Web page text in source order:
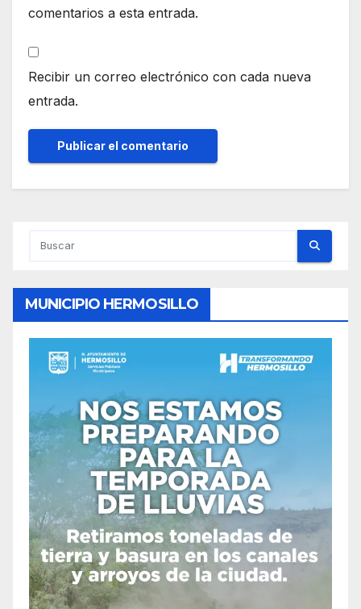
comentarios a esta entrada.
Recibir un correo electrónico con cada nueva
entrada.
MUNICIPIO HERMOSILLO